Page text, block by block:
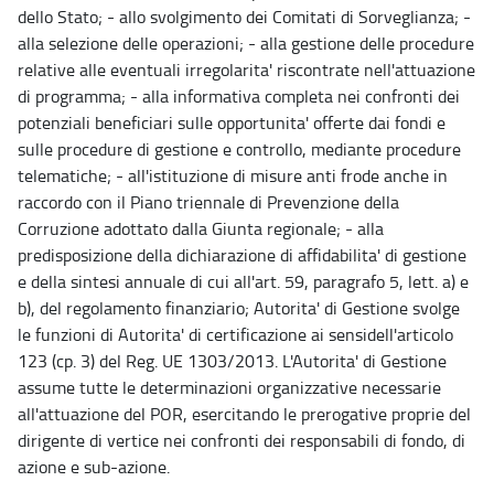
dello Stato; - allo svolgimento dei Comitati di Sorveglianza; -
alla selezione delle operazioni; - alla gestione delle procedure
relative alle eventuali irregolarita' riscontrate nell'attuazione
di programma; - alla informativa completa nei confronti dei
potenziali beneficiari sulle opportunita' offerte dai fondi e
sulle procedure di gestione e controllo, mediante procedure
telematiche; - all'istituzione di misure anti frode anche in
raccordo con il Piano triennale di Prevenzione della
Corruzione adottato dalla Giunta regionale; - alla
predisposizione della dichiarazione di affidabilita' di gestione
e della sintesi annuale di cui all'art. 59, paragrafo 5, lett. a) e
b), del regolamento finanziario; Autorita' di Gestione svolge
le funzioni di Autorita' di certificazione ai sensidell'articolo
123 (cp. 3) del Reg. UE 1303/2013. L'Autorita' di Gestione
assume tutte le determinazioni organizzative necessarie
all'attuazione del POR, esercitando le prerogative proprie del
dirigente di vertice nei confronti dei responsabili di fondo, di
azione e sub-azione.